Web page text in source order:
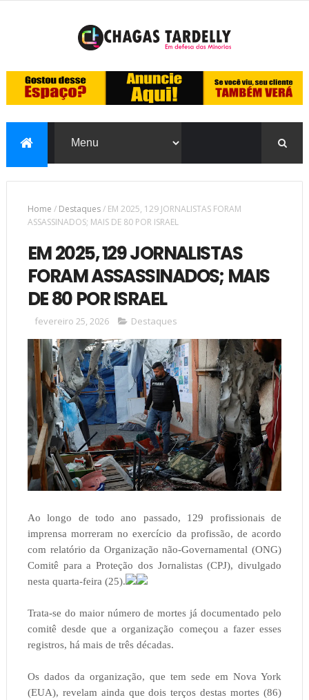
Home / Destaques/ EM 2025, 129 JORNALISTAS FORAM
ASSASSINADOS; MAIS DE 80 POR ISRAEL
EM 2025, 129 JORNALISTAS
FORAM ASSASSINADOS; MAIS
DE 80 POR ISRAEL
fevereiro 25, 2026 Destaques
Ao longo de todo ano passado, 129 profissionais de
imprensa morreram no exercício da profissão, de acordo
com relatório da Organização não-Governamental (ONG)
Comitê para a Proteção dos Jornalistas (CPJ), divulgado
nesta quarta-feira (25).
Trata-se do maior número de mortes já documentado pelo
comitê desde que a organização começou a fazer esses
registros, há mais de três décadas.
Os dados da organização, que tem sede em Nova York
(EUA), revelam ainda que dois terços destas mortes (86)